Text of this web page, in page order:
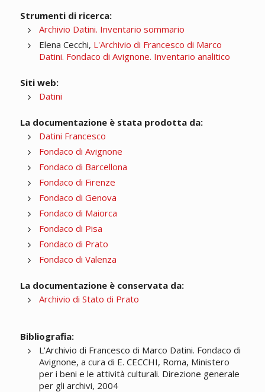
Strumenti di ricerca:
Archivio Datini. Inventario sommario
Elena Cecchi, L'Archivio di Francesco di Marco
Datini. Fondaco di Avignone. Inventario analitico
Siti web:
Datini
La documentazione è stata prodotta da:
Datini Francesco
Fondaco di Avignone
Fondaco di Barcellona
Fondaco di Firenze
Fondaco di Genova
Fondaco di Maiorca
Fondaco di Pisa
Fondaco di Prato
Fondaco di Valenza
La documentazione è conservata da:
Archivio di Stato di Prato
Bibliografia:
L'Archivio di Francesco di Marco Datini. Fondaco di
Avignone, a cura di E. CECCHI, Roma, Ministero
per i beni e le attività culturali. Direzione generale
per gli archivi, 2004